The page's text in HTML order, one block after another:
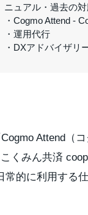
ニュアル・過去の
・Cogmo Attend -
・運用代行
・DXアドバイザリ
Attend（
くみん共済
的に利用する